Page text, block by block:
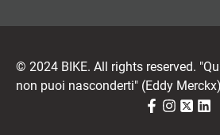
© 2024 BIKE. All rights reserved.
non puoi nasconderti" (Eddy Merckx)